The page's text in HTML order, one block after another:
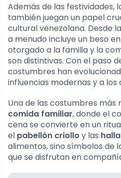
Además de las festividades,
también juegan un papel
cultural venezolana. Desde
a menudo incluye un beso
otorgado a la familia y la
son distintivas. Con el paso
costumbres han
influencias modernas y a los
Una de las costumbres más
comida familiar, donde el
cena se convierte en un
el pabellón criollo y las
alimentos, sino símbolos de
que se disfrutan en